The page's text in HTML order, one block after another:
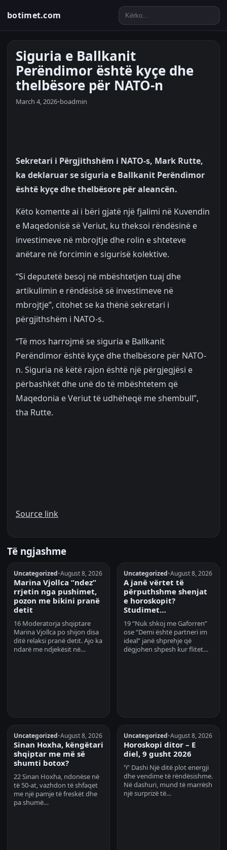
botimet.com
Siguria e Ballkanit
Perëndimor është kyçe dhe
thelbësore për NATO-n
March 4, 2026•boadmin
Sekretari i Përgjithshëm i NATO-s, Mark Rutte,
ka deklaruar se siguria e Ballkanit Perëndimor
është kyçe dhe thelbësore për aleancën.
Këto komente ai i bëri gjatë një fjalimi në Kuvendin
e Maqedonisë së Veriut, ku theksoi rëndësinë e
investimeve në mbrojtje dhe rolin e shteteve
anëtare në forcimin e sigurisë kolektive.
“Si deputetë besoj në mbështetjen tuaj dhe
artikulimin e rëndësisë së investimeve në
mbrojtje”, citohet se ka thënë sekretari i
përgjithshëm i NATO-s.
“Të mos harrojmë se siguria e Ballkanit
Perëndimor është kyçe dhe thelbësore për NATO-
n. Siguria në këtë rajon është një përgjegjësi e
përbashkët dhe unë do të mbështetem që
Maqedonia e Veriut të udhëheqë me shembull”,
tha Rutte.
Source link
Të ngjashme
Uncategorized•August 8, 2026
Marina Vjollca “ndez”
rrjetin nga pushimet,
pozon me bikini pranë
detit
16 Moderatorja shqiptare
Marina Vjollca po shijon disa
ditë relaksi pranë detit. Ajo ka
ndarë me ndjekësit në…
Uncategorized•August 8, 2026
A janë vërtet të
përputhshme shenjat
e horoskopit?
Studimet…
19 “Nuk shkoj me Gaforren”
ose “Demi është partneri im
ideal” janë shprehje që
dëgjohen shpesh kur flitet…
Uncategorized•August 8, 2026
Sinan Hoxha, këngëtari
shqiptar me më së
shumti botox?
22 Sinan Hoxha, ndonëse në
të 50-at, vazhdon të shfaqet
me një pamje të freskët dhe
pa shumë…
Uncategorized•August 8, 2026
Horoskopi ditor – E
diel, 9 gusht 2026
♈ Dashi Një ditë plot energji
dhe vendime të rëndësishme.
Në dashuri, mund të marrësh
një surprizë të…